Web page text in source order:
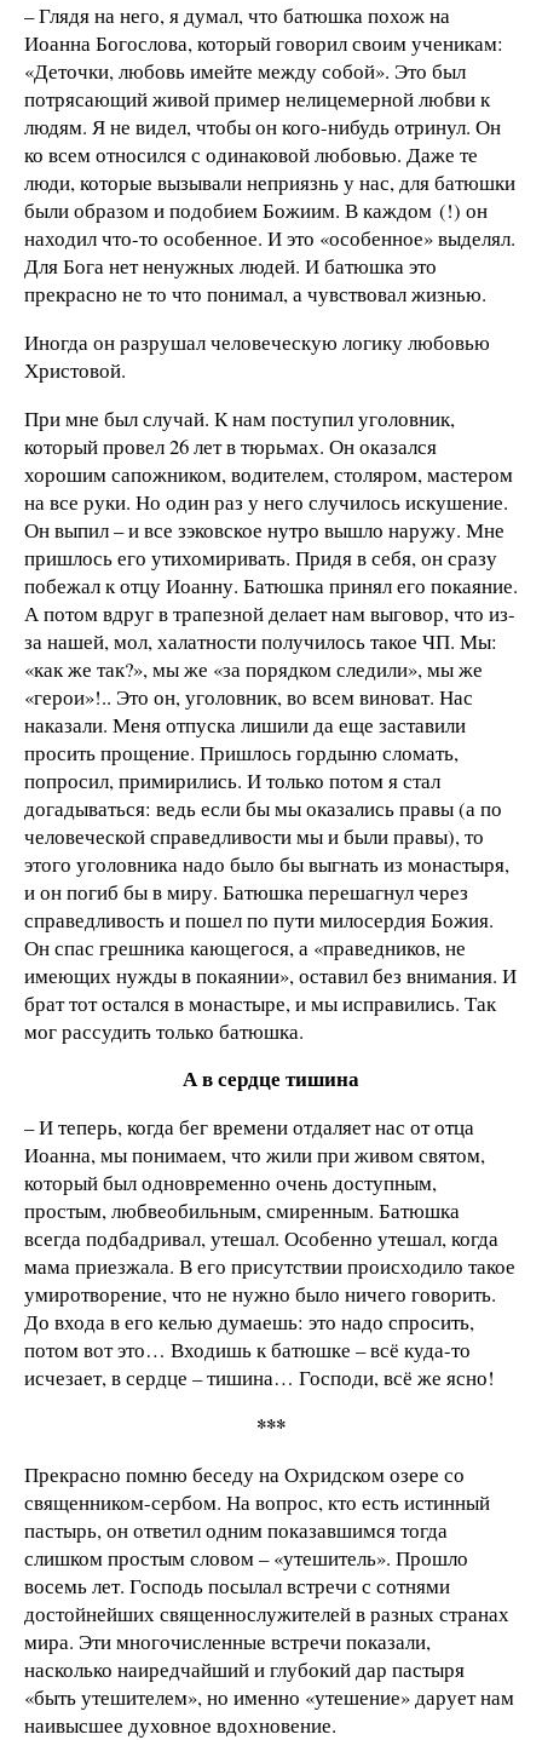
– Глядя на него, я думал, что батюшка похож на
Иоанна Богослова, который говорил своим ученикам:
«Деточки, любовь имейте между собой». Это был
потрясающий живой пример нелицемерной любви к
людям. Я не видел, чтобы он кого-нибудь отринул. Он
ко всем относился с одинаковой любовью. Даже те
люди, которые вызывали неприязнь у нас, для батюшки
были образом и подобием Божиим. В каждом (!) он
находил что-то особенное. И это «особенное» выделял.
Для Бога нет ненужных людей. И батюшка это
прекрасно не то что понимал, а чувствовал жизнью.
Иногда он разрушал человеческую логику любовью
Христовой.
При мне был случай. К нам поступил уголовник,
который провел 26 лет в тюрьмах. Он оказался
хорошим сапожником, водителем, столяром, мастером
на все руки. Но один раз у него случилось искушение.
Он выпил – и все зэковское нутро вышло наружу. Мне
пришлось его утихомиривать. Придя в себя, он сразу
побежал к отцу Иоанну. Батюшка принял его покаяние.
А потом вдруг в трапезной делает нам выговор, что из-
за нашей, мол, халатности получилось такое ЧП. Мы:
«как же так?», мы же «за порядком следили», мы же
«герои»!.. Это он, уголовник, во всем виноват. Нас
наказали. Меня отпуска лишили да еще заставили
просить прощение. Пришлось гордыню сломать,
попросил, примирились. И только потом я стал
догадываться: ведь если бы мы оказались правы (а по
человеческой справедливости мы и были правы), то
этого уголовника надо было бы выгнать из монастыря,
и он погиб бы в миру. Батюшка перешагнул через
справедливость и пошел по пути милосердия Божия.
Он спас грешника кающегося, а «праведников, не
имеющих нужды в покаянии», оставил без внимания. И
брат тот остался в монастыре, и мы исправились. Так
мог рассудить только батюшка.
А в сердце тишина
– И теперь, когда бег времени отдаляет нас от отца
Иоанна, мы понимаем, что жили при живом святом,
который был одновременно очень доступным,
простым, любвеобильным, смиренным. Батюшка
всегда подбадривал, утешал. Особенно утешал, когда
мама приезжала. В его присутствии происходило такое
умиротворение, что не нужно было ничего говорить.
До входа в его келью думаешь: это надо спросить,
потом вот это… Входишь к батюшке – всё куда-то
исчезает, в сердце – тишина… Господи, всё же ясно!
***
Прекрасно помню беседу на Охридском озере со
священником-сербом. На вопрос, кто есть истинный
пастырь, он ответил одним показавшимся тогда
слишком простым словом – «утешитель». Прошло
восемь лет. Господь посылал встречи с сотнями
достойнейших священнослужителей в разных странах
мира. Эти многочисленные встречи показали,
насколько наиредчайший и глубокий дар пастыря
«быть утешителем», но именно «утешение» дарует нам
наивысшее духовное вдохновение.